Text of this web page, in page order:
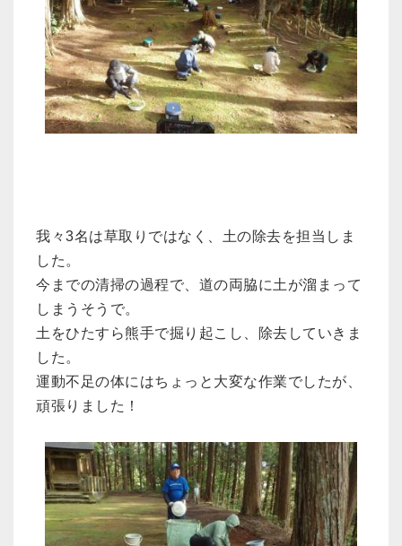
我々3名は草取りではなく、土の除去を担当しま
した。
今までの清掃の過程で、道の両脇に土が溜まって
しまうそうで。
土をひたすら熊手で掘り起こし、除去していきま
した。
運動不足の体にはちょっと大変な作業でしたが、
頑張りました！